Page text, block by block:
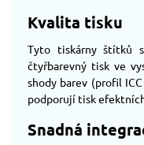
Kvalita tisku
Tyto tiskárny štítků
čtyřbarevný tisk ve
shody barev (profil
podporují tisk
Snadná